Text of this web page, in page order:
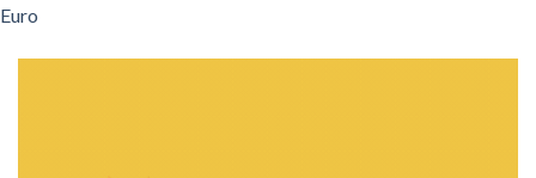
Euro